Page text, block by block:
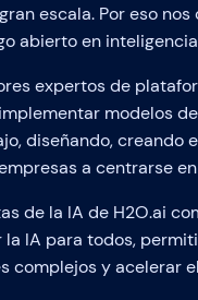
escala. Por eso
abierto en
expertos de
modelos
diseñando, creando
a centrarse
de la IA de H2O.ai
IA para todos,
complejos y acelerar